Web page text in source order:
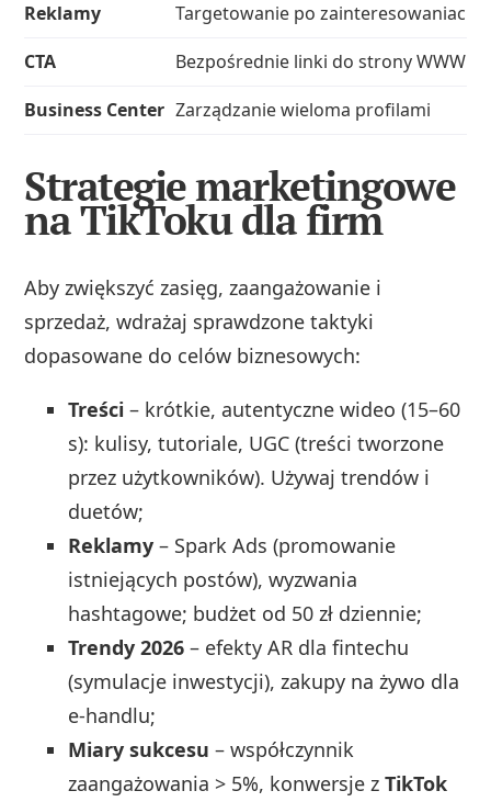
Reklamy
Targetowanie po zainteresowaniach,
CTA
Bezpośrednie linki do strony WWW
Business Center Zarządzanie wieloma profilami
Strategie marketingowe
na TikToku dla firm
Aby zwiększyć zasięg, zaangażowanie i
sprzedaż, wdrażaj sprawdzone taktyki
dopasowane do celów biznesowych:
Treści – krótkie, autentyczne wideo (15–60
s): kulisy, tutoriale, UGC (treści tworzone
przez użytkowników). Używaj trendów i
duetów;
Reklamy – Spark Ads (promowanie
istniejących postów), wyzwania
hashtagowe; budżet od 50 zł dziennie;
Trendy 2026 – efekty AR dla fintechu
(symulacje inwestycji), zakupy na żywo dla
e‑handlu;
Miary sukcesu – współczynnik
zaangażowania > 5%, konwersje zTikTok